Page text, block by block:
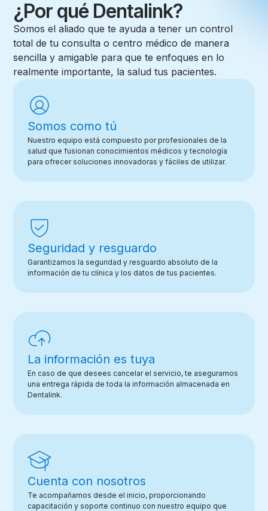
¿Por qué Dentalink?
Somos el aliado que te ayuda a tener un control
total de tu consulta o centro médico de manera
sencilla y amigable para que te enfoques en lo
realmente importante, la salud tus pacientes.
Somos como tú
Nuestro equipo está compuesto por profesionales de la
salud que fusionan conocimientos médicos y tecnología
para ofrecer soluciones innovadoras y fáciles de utilizar.
Seguridad y resguardo
Garantizamos la seguridad y resguardo absoluto de la
información de tu clínica y los datos de tus pacientes.
La información es tuya
En caso de que desees cancelar el servicio, te aseguramos
una entrega rápida de toda la información almacenada en
Dentalink.
Cuenta con nosotros
Te acompañamos desde el inicio, proporcionando
capacitación y soporte continuo con nuestro equipo que